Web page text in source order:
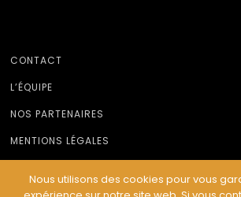
CONTACT
L’ÉQUIPE
NOS PARTENAIRES
MENTIONS LÉGALES
Nous utilisons des cookies pour vous